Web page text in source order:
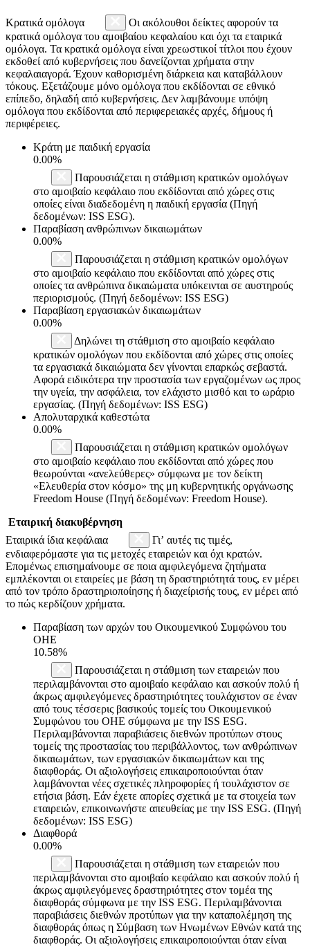
Κρατικά ομόλογα
Οι ακόλουθοι δείκτες αφορούν τα
κρατικά ομόλογα του αμοιβαίου κεφαλαίου και όχι τα εταιρικά
ομόλογα. Τα κρατικά ομόλογα είναι χρεωστικοί τίτλοι που έχουν
εκδοθεί από κυβερνήσεις που δανείζονται χρήματα στην
κεφαλαιαγορά. Έχουν καθορισμένη διάρκεια και καταβάλλουν
τόκους. Εξετάζουμε μόνο ομόλογα που εκδίδονται σε εθνικό
επίπεδο, δηλαδή από κυβερνήσεις. Δεν λαμβάνουμε υπόψη
ομόλογα που εκδίδονται από περιφερειακές αρχές, δήμους ή
περιφέρειες.
Κράτη με παιδική εργασία
0.00%
Παρουσιάζεται η στάθμιση κρατικών ομολόγων
στο αμοιβαίο κεφάλαιο που εκδίδονται από χώρες στις
οποίες είναι διαδεδομένη η παιδική εργασία (Πηγή
δεδομένων: ISS ESG).
Παραβίαση ανθρώπινων δικαιωμάτων
0.00%
Παρουσιάζεται η στάθμιση κρατικών ομολόγων
στο αμοιβαίο κεφάλαιο που εκδίδονται από χώρες στις
οποίες τα ανθρώπινα δικαιώματα υπόκεινται σε αυστηρούς
περιορισμούς. (Πηγή δεδομένων: ISS ESG)
Παραβίαση εργασιακών δικαιωμάτων
0.00%
Δηλώνει τη στάθμιση στο αμοιβαίο κεφάλαιο
κρατικών ομολόγων που εκδίδονται από χώρες στις οποίες
τα εργασιακά δικαιώματα δεν γίνονται επαρκώς σεβαστά.
Αφορά ειδικότερα την προστασία των εργαζομένων ως προς
την υγεία, την ασφάλεια, τον ελάχιστο μισθό και το ωράριο
εργασίας. (Πηγή δεδομένων: ISS ESG)
Απολυταρχικά καθεστώτα
0.00%
Παρουσιάζεται η στάθμιση κρατικών ομολόγων
στο αμοιβαίο κεφάλαιο που εκδίδονται από χώρες που
θεωρούνται «ανελεύθερες» σύμφωνα με τον δείκτη
«Ελευθερία στον κόσμο» της μη κυβερνητικής οργάνωσης
Freedom House (Πηγή δεδομένων: Freedom House).
Εταιρική διακυβέρνηση
Εταιρικά ίδια κεφάλαια
Γι’ αυτές τις τιμές,
ενδιαφερόμαστε για τις μετοχές εταιρειών και όχι κρατών.
Επομένως επισημαίνουμε σε ποια αμφιλεγόμενα ζητήματα
εμπλέκονται οι εταιρείες με βάση τη δραστηριότητά τους, εν μέρει
από τον τρόπο δραστηριοποίησης ή διαχείρισής τους, εν μέρει από
το πώς κερδίζουν χρήματα.
Παραβίαση των αρχών του Οικουμενικού Συμφώνου του
ΟΗΕ
10.58%
Παρουσιάζεται η στάθμιση των εταιρειών που
περιλαμβάνονται στο αμοιβαίο κεφάλαιο και ασκούν πολύ ή
άκρως αμφιλεγόμενες δραστηριότητες τουλάχιστον σε έναν
από τους τέσσερις βασικούς τομείς του Οικουμενικού
Συμφώνου του ΟΗΕ σύμφωνα με την ISS ESG.
Περιλαμβάνονται παραβιάσεις διεθνών προτύπων στους
τομείς της προστασίας του περιβάλλοντος, των ανθρώπινων
δικαιωμάτων, των εργασιακών δικαιωμάτων και της
διαφθοράς. Οι αξιολογήσεις επικαιροποιούνται όταν
λαμβάνονται νέες σχετικές πληροφορίες ή τουλάχιστον σε
ετήσια βάση. Εάν έχετε απορίες σχετικά με τα στοιχεία των
εταιρειών, επικοινωνήστε απευθείας με την ISS ESG. (Πηγή
δεδομένων: ISS ESG)
Διαφθορά
0.00%
Παρουσιάζεται η στάθμιση των εταιρειών που
περιλαμβάνονται στο αμοιβαίο κεφάλαιο και ασκούν πολύ ή
άκρως αμφιλεγόμενες δραστηριότητες στον τομέα της
διαφθοράς σύμφωνα με την ISS ESG. Περιλαμβάνονται
παραβιάσεις διεθνών προτύπων για την καταπολέμηση της
διαφθοράς όπως η Σύμβαση των Ηνωμένων Εθνών κατά της
διαφθοράς. Οι αξιολογήσεις επικαιροποιούνται όταν είναι